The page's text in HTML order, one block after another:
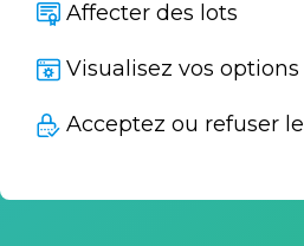
Affecter des lots
Visualisez vos
Acceptez ou refuser